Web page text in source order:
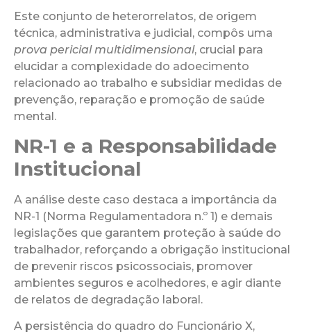
Este conjunto de heterorrelatos, de origem
técnica, administrativa e judicial, compôs uma
prova pericial multidimensional, crucial para
elucidar a complexidade do adoecimento
relacionado ao trabalho e subsidiar medidas de
prevenção, reparação e promoção de saúde
mental.
NR-1 e a Responsabilidade
Institucional
A análise deste caso destaca a importância da
NR-1 (Norma Regulamentadora n.º 1) e demais
legislações que garantem proteção à saúde do
trabalhador, reforçando a obrigação institucional
de prevenir riscos psicossociais, promover
ambientes seguros e acolhedores, e agir diante
de relatos de degradação laboral.
A persistência do quadro do Funcionário X,